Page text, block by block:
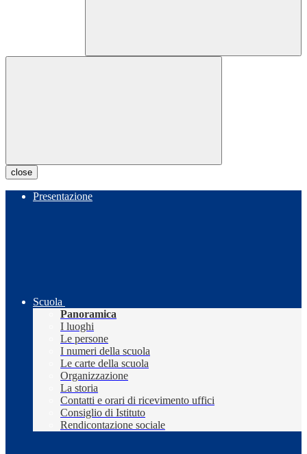
close
Presentazione
Scuola
Panoramica
I luoghi
Le persone
I numeri della scuola
Le carte della scuola
Organizzazione
La storia
Contatti e orari di ricevimento uffici
Consiglio di Istituto
Rendicontazione sociale